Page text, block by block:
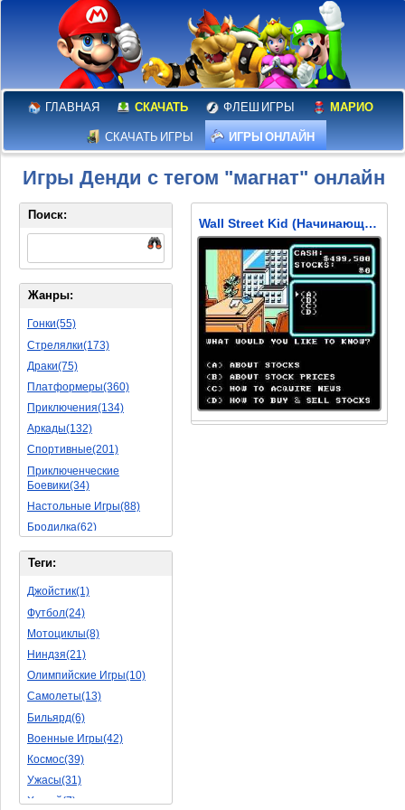
ГЛАВНАЯ СКАЧАТЬ ФЛЕШ ИГРЫ МАРИО
СКАЧАТЬ ИГРЫ ИГРЫ ОНЛАЙН
Игры Денди с тегом "магнат" онлайн
Wall Street Kid (Начинающий Брокер с Уолл-Стрит)
Поиск:
Жанры:
Гонки(55)
Стрелялки(173)
Драки(75)
Платформеры(360)
Приключения(134)
Аркады(132)
Спортивные(201)
Приключенческие
Боевики(34)
Настольные Игры(88)
Бродилка(62)
Стратегии(77)
Боевые RPG(50)
Симуляторы(31)
Леталки(24)
Симуляторы Жизни(76)
Уникальный(29)
Логические Игры(35)
Азартные(45)
Ролевые Игры(176)
Боевик(10)
Головоломка(11)
Rpg(14)
Пошаговые Игры(22)
Теги:
Джойстик(1)
Футбол(24)
Мотоциклы(8)
Ниндзя(21)
Олимпийские Игры(10)
Самолеты(13)
Бильярд(6)
Военные Игры(42)
Космос(39)
Ужасы(31)
Хоккей(7)